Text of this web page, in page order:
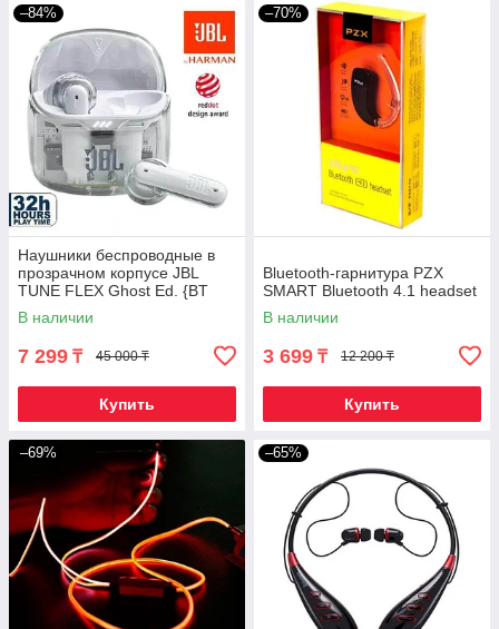
–84%
Наушники беспроводные в
прозрачном корпусе JBL
TUNE FLEX Ghost Ed. {BT
5.2, шумоподавление,
влагозащита, до 32
В наличии
7 299 ₸ 45 000 ₸
Купить
–70%
Bluetooth-гарнитура PZX
SMART Bluetooth 4.1 headset
В наличии
3 699 ₸ 12 200 ₸
Купить
–69% –65%